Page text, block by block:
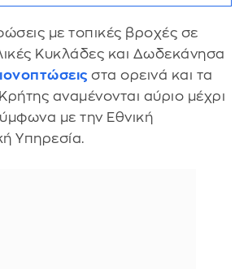
με τοπικές βροχές σε
Κυκλάδες και Δωδεκάνησα
στα ορεινά και τα
αναμένονται αύριο μέχρι
με την Εθνική
Υπηρεσία.